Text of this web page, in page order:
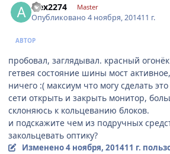
alex2274 Master
Опубликовано4 ноября, 201411 г.
АВТОР
пробовал, заглядывал. красный
гетвея состояние шины мост
ничего :( максиум что могу сделать
сети открыть и закрыть монитор,
склоняюсь к кольцеванию блоков.
и подскажите чем из подручных
закольцевать оптику?
Изменено4 ноября, 201411 г.